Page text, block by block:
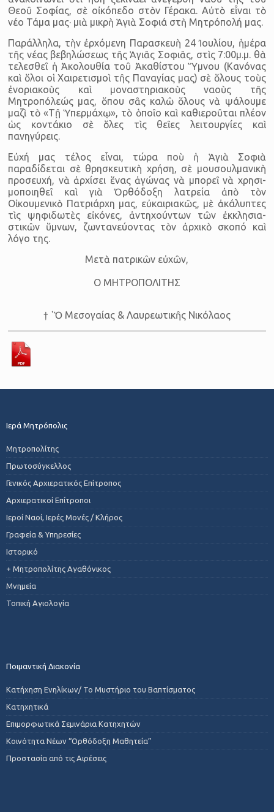
Θεοῦ Σοφίας, σὲ οἰκόπεδο στὸν Γέρακα. Αὐτὸ εἶναι τὸ
νέο Τάμα μας· μιὰ μικρὴ Ἁγιὰ Σοφιά στὴ Μητρόπολή μας.
Παράλληλα, τὴν ἐρχόμενη Παρασκευὴ 24 Ἰουλίου, ἡμέρα
τῆς νέας βεβη­λώ­σεως τῆς Ἁγιᾶς Σοφιᾶς, στὶς 7:00μ.μ. θὰ
τελεσθεῖ ἡ Ἀκολουθία τοῦ Ἀκαθίστου Ὕμνου (Κανόνας
καὶ ὅλοι οἱ Χαιρετισμοὶ τῆς Παναγίας μας) σὲ ὅλους τοὺς
ἐνοριακοὺς καὶ μοναστηριακοὺς ναοὺς τῆς
Μητροπόλεώς μας, ὅπου σᾶς καλῶ ὅλους νὰ ψάλουμε
μαζὶ τὸ «Τῇ Ὑπερμάχῳ», τὸ ὁποῖο καὶ καθιεροῦται πλέον
ὡς κοντάκιο σὲ ὅλες τὶς θεῖες λειτουργίες καὶ
πανηγύρεις.
Εὐχή μας τέλος εἶναι, τώρα ποὺ ἡ Ἁγιὰ Σοφιὰ
παραδίδεται σὲ θρησκευτικὴ χρή­ση, σὲ μουσουλμανικὴ
προσευχή, νὰ ἀρχίσει ἕνας ἀγώνας νὰ μπορεῖ νὰ χρησι­
μοποιηθεῖ καὶ γιὰ Ὀρθόδοξη λατρεία ἀπὸ τὸν
Οἰκουμενικὸ Πατριάρχη μας, εὐκαιριακῶς, μὲ ἀκάλυπτες
τὶς ψηφιδωτὲς εἰκόνες, ἀντηχούντων τῶν ἐκκλησια­
στικῶν ὕμνων, ζωντανεύοντας τὸν ἀρχικὸ σκοπό καὶ
λόγο της.
Μετὰ πατρικῶν εὐχῶν,
Ο ΜΗΤΡΟΠΟΛΙΤΗΣ
† ῾Ὁ Μεσογαίας & Λαυρεωτικῆς Νικόλαος
Ιερά Μητρόπολις
Μητροπολίτης
Πρωτοσύγκελλος
Γενικός Αρχιερατικός Επίτροπος
Αρχιερατικοί Επίτροποι
Ιεροί Ναοί, Ιερές Μονές / Κλήρος
Γραφεία & Υπηρεσίες
Ιστορικό
+ Μητροπολίτης Αγαθόνικος
Μνημεία
Τοπική Αγιολογία
Ποιμαντική Διακονία
Κατήχηση Ενηλίκων/ Το Μυστήριο του Βαπτίσματος
Κατηχητικά
Επιμορφωτικά Σεμινάρια Κατηχητών
Κοινότητα Νέων “Ορθόδοξη Μαθητεία”
Προστασία από τις Αιρέσεις